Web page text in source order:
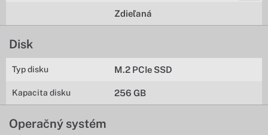
Zdieľaná
Disk
Typ disku M.2 PCIe SSD
Kapacita disku 256 GB
Operačný systém